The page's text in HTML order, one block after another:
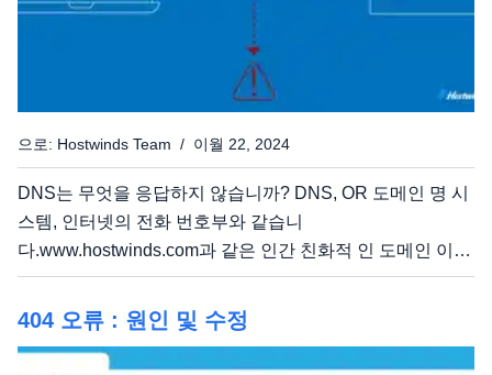
으로: Hostwinds Team / 이월 22, 2024
DNS는 무엇을 응답하지 않습니까? DNS, OR 도메인 명 시
스템, 인터넷의 전화 번호부와 같습니
다.www.hostwinds.com과 같은 인간 친화적 인 도메인 이름
을 192.168.1.1과 같은 컴퓨터 친화적 인 IP 주소로 변환합
니다. "DNS 응답"오류가 발생하면 브라우저 가이 변환을 수
행하기 위해 DNS 서버에 도달하는 데 어려움이 있음을 의
미합니다. 가능한 DNS 응답 문제의 징후 DNS가 응답하지
404 오류 : 원인 및 수정